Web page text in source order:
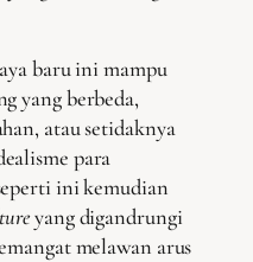
baru ini mampu
yang berbeda,
atau setidaknya
para
ini kemudian
yang digandrungi
melawan arus